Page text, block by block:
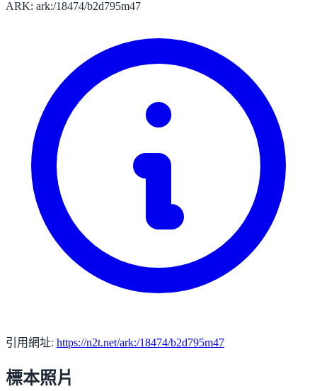
ARK: ark:/18474/b2d795m47
引用網址: https://n2t.net/ark:/18474/b2d795m47
標本照片